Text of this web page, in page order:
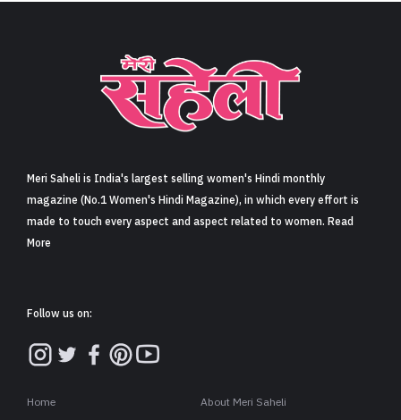
Meri Saheli is India's largest selling women's Hindi monthly
magazine (No.1 Women's Hindi Magazine), in which every effort is
made to touch every aspect and aspect related to women. Read
More
Follow us on:
Home About Meri Saheli